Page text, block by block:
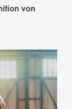
von